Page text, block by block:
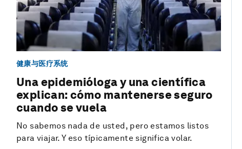
健康与医疗系统
Una epidemióloga y una científica
explican: cómo mantenerse seguro
cuando se vuela
No sabemos nada de usted, pero estamos listos
para viajar. Y eso típicamente significa volar.